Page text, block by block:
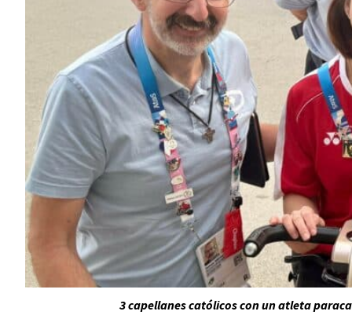
3 capellanes católicos con un atleta